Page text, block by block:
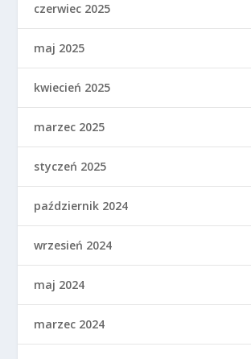
czerwiec 2025
maj 2025
kwiecień 2025
marzec 2025
styczeń 2025
październik 2024
wrzesień 2024
maj 2024
marzec 2024